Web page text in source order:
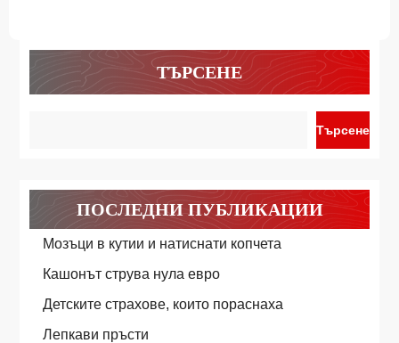
ТЪРСЕНЕ
Търсене
ПОСЛЕДНИ ПУБЛИКАЦИИ
Мозъци в кутии и натиснати копчета
Кашонът струва нула евро
Детските страхове, които пораснаха
Лепкави пръсти